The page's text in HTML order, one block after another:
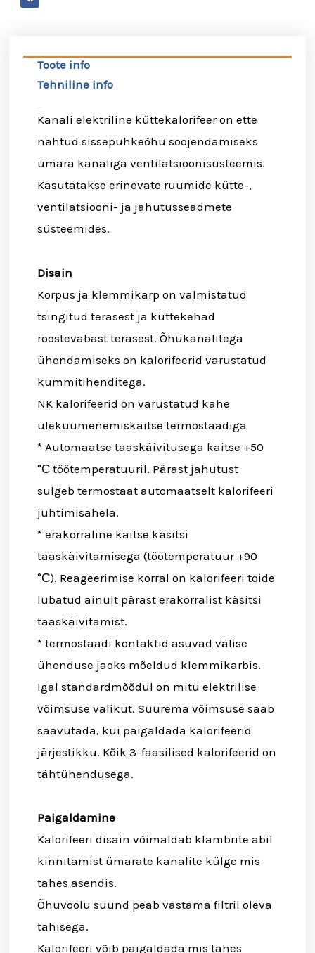
Toote info
Tehniline info
Kanali elektriline küttekalorifeer on ette
nähtud sissepuhkeõhu soojendamiseks
ümara kanaliga ventilatsioonisüsteemis.
Kasutatakse erinevate ruumide kütte-,
ventilatsiooni- ja jahutusseadmete
süsteemides.
Disain
Korpus ja klemmikarp on valmistatud
tsingitud terasest ja küttekehad
roostevabast terasest. Õhukanalitega
ühendamiseks on kalorifeerid varustatud
kummitihenditega.
NK kalorifeerid on varustatud kahe
ülekuumenemiskaitse termostaadiga
* Automaatse taaskäivitusega kaitse +50
°С töötemperatuuril. Pärast jahutust
sulgeb termostaat automaatselt kalorifeeri
juhtimisahela.
* erakorraline kaitse käsitsi
taaskäivitamisega (töötemperatuur +90
°С). Reageerimise korral on kalorifeeri toide
lubatud ainult pärast erakorralist käsitsi
taaskäivitamist.
* termostaadi kontaktid asuvad välise
ühenduse jaoks mõeldud klemmikarbis.
Igal standardmõõdul on mitu elektrilise
võimsuse valikut. Suurema võimsuse saab
saavutada, kui paigaldada kalorifeerid
järjestikku. Kõik 3-faasilised kalorifeerid on
tähtühendusega.
Paigaldamine
Kalorifeeri disain võimaldab klambrite abil
kinnitamist ümarate kanalite külge mis
tahes asendis.
Õhuvoolu suund peab vastama filtril oleva
tähisega.
Kalorifeeri võib paigaldada mis tahes